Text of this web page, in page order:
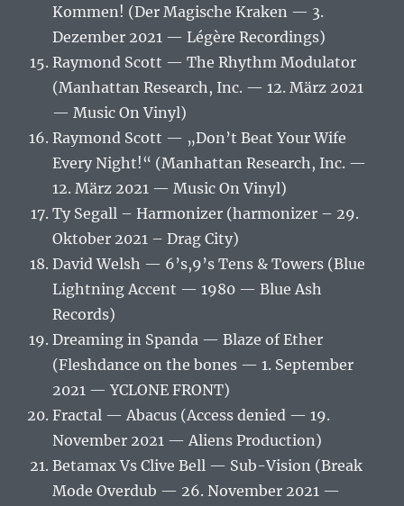
Kommen! (Der Magische Kraken — 3.
Dezember 2021 — Légère Recordings)
Raymond Scott — The Rhythm Modulator
(Manhattan Research, Inc. — 12. März 2021
— Music On Vinyl)
Raymond Scott — „Don’t Beat Your Wife
Every Night!“ (Manhattan Research, Inc. —
12. März 2021 — Music On Vinyl)
Ty Segall – Harmonizer (harmonizer – 29.
Oktober 2021 – Drag City)
David Welsh — 6’s,9’s Tens & Towers (Blue
Lightning Accent — 1980 — Blue Ash
Records)
Dreaming in Spanda — Blaze of Ether
(Fleshdance on the bones — 1. September
2021 — YCLONE FRONT)
Fractal — Abacus (Access denied — 19.
November 2021 — Aliens Production)
Betamax Vs Clive Bell — Sub-Vision (Break
Mode Overdub — 26. November 2021 —